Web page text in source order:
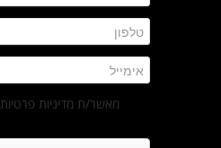
מאשר/ת מדיניות פרטיות